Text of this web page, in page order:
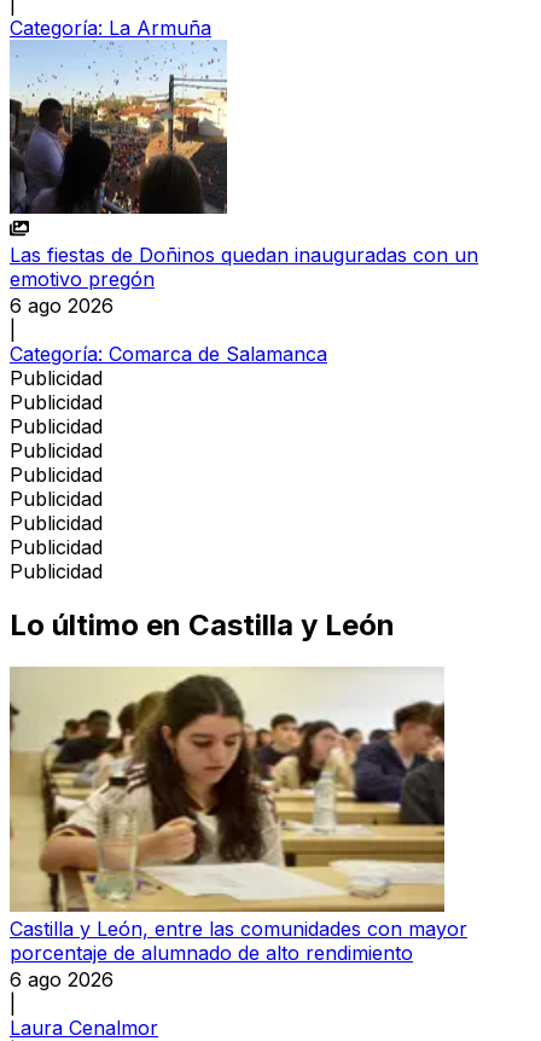
Categoría: La Armuña
Las fiestas de Doñinos quedan inauguradas con un
emotivo pregón
6 ago 2026
Categoría: Comarca de Salamanca
Publicidad
Publicidad
Publicidad
Publicidad
Publicidad
Publicidad
Publicidad
Publicidad
Publicidad
Lo último en Castilla y León
Castilla y León, entre las comunidades con mayor
porcentaje de alumnado de alto rendimiento
6 ago 2026
Laura Cenalmor